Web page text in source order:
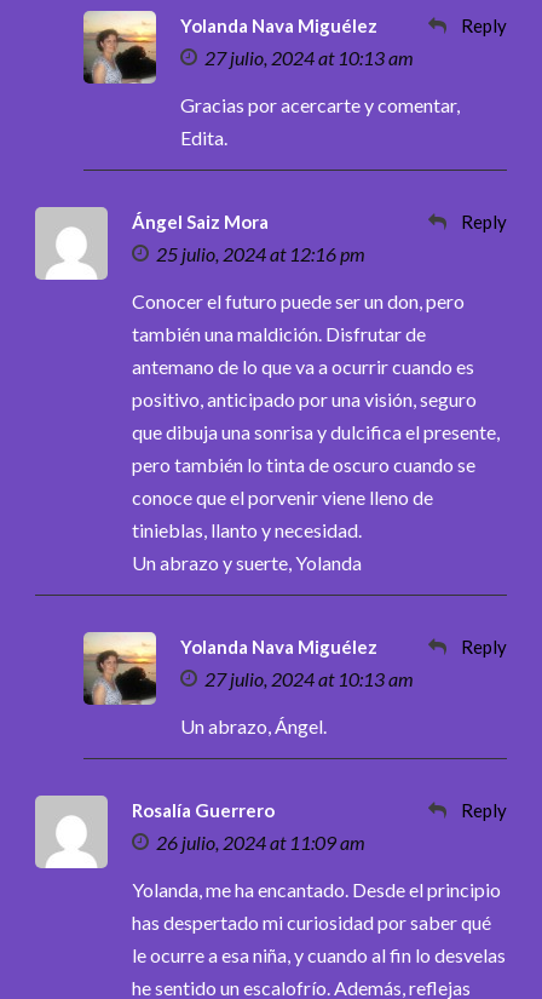
Yolanda Nava Miguélez
27 julio, 2024 at 10:13 am
Reply
Gracias por acercarte y comentar,
Edita.
Ángel Saiz Mora
25 julio, 2024 at 12:16 pm
Reply
Conocer el futuro puede ser un don, pero
también una maldición. Disfrutar de
antemano de lo que va a ocurrir cuando es
positivo, anticipado por una visión, seguro
que dibuja una sonrisa y dulcifica el presente,
pero también lo tinta de oscuro cuando se
conoce que el porvenir viene lleno de
tinieblas, llanto y necesidad.
Un abrazo y suerte, Yolanda
Yolanda Nava Miguélez
27 julio, 2024 at 10:13 am
Reply
Un abrazo, Ángel.
Rosalía Guerrero
26 julio, 2024 at 11:09 am
Reply
Yolanda, me ha encantado. Desde el principio
has despertado mi curiosidad por saber qué
le ocurre a esa niña, y cuando al fin lo desvelas
he sentido un escalofrío. Además, reflejas